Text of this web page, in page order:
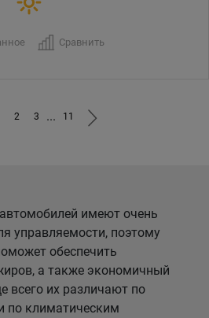
Сравнить
2 3 ... 11
имеют очень
управляемости, поэтому
обеспечить
а также экономичный
всего их различают по
по климатическим